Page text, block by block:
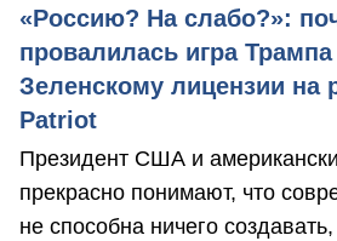
«Россию? На слабо?»:
провалилась игра
Зеленскому лицензии на
Patriot
Президент США и
прекрасно понимают, что
не способна ничего